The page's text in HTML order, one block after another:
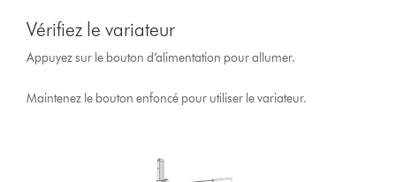
Vérifiez le variateur
Appuyez sur le bouton d’alimentation pour allumer.
Maintenez le bouton enfoncé pour utiliser le variateur.